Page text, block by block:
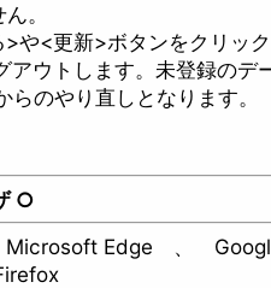
。
>や<更新>ボタンをクリッ
します。未登録のデ
のやり直しとなります。
○
Edge 、